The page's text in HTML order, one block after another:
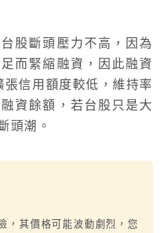
股斷頭壓力不高，因為
而緊縮融資，因此融資
信用額度較低，維持率
資餘額，若台股只是大
頭潮。
，其價格可能波動劇烈，您